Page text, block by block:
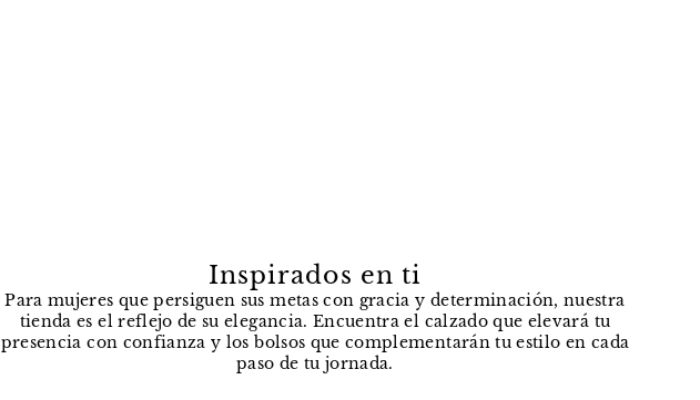
Inspirados en ti
Para mujeres que persiguen sus metas con gracia y determinación, nuestra
tienda es el reflejo de su elegancia. Encuentra el calzado que elevará tu
presencia con confianza y los bolsos que complementarán tu estilo en cada
paso de tu jornada.